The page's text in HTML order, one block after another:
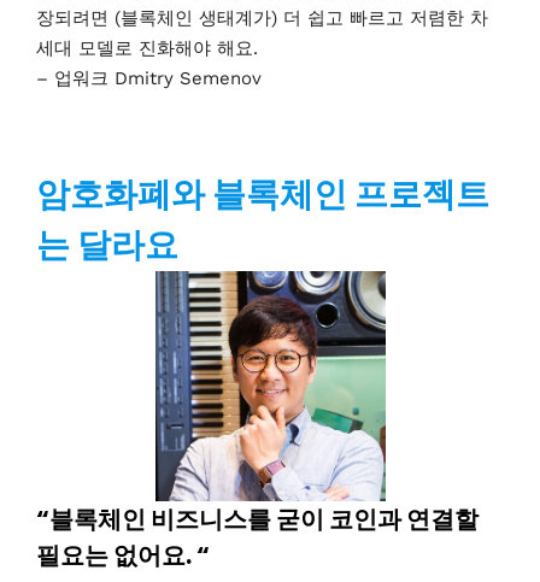
장되려면 (블록체인 생태계가) 더 쉽고 빠르고 저렴한 차
세대 모델로 진화해야 해요.
– 업워크 Dmitry Semenov
암호화폐와 블록체인 프로젝트
는 달라요
“블록체인 비즈니스를 굳이 코인과 연결할
필요는 없어요. “